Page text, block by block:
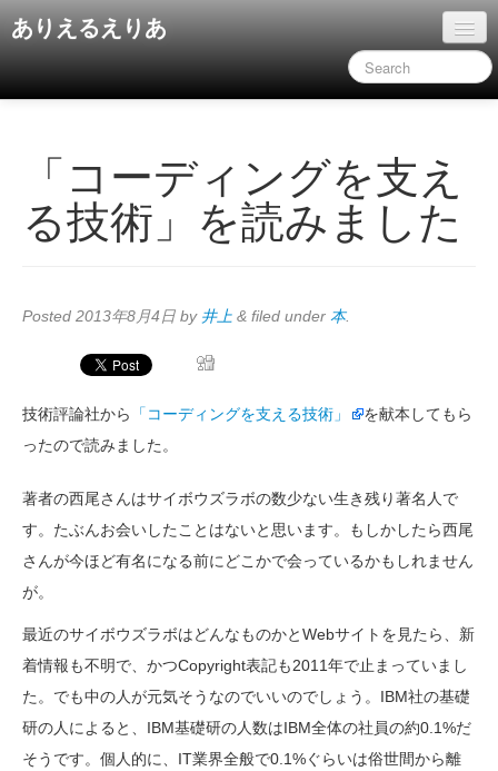
ありえるえりあ
旧コンテンツ
「コーディングを支え
る技術」を読みました
Posted 2013年8月4日 by 井上 & filed under 本.
技術評論社から 「コーディングを支える技術」
を献本してもら
ったので読みました。
著者の西尾さんはサイボウズラボの数少ない生き残り著名人で
す。たぶんお会いしたことはないと思います。もしかしたら西尾
さんが今ほど有名になる前にどこかで会っているかもしれません
が。
最近のサイボウズラボはどんなものかとWebサイトを見たら、新
着情報も不明で、かつCopyright表記も2011年で止まっていまし
た。でも中の人が元気そうなのでいいのでしょう。IBM社の基礎
研の人によると、IBM基礎研の人数はIBM全体の社員の約0.1%だ
そうです。個人的に、IT業界全般で0.1%ぐらいは俗世間から離